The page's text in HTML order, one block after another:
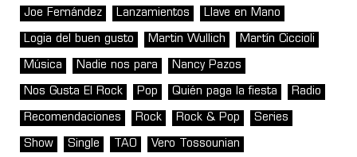
Joe Fernández Lanzamientos Llave en Mano
Logia del buen gusto Martin Wullich Martín Ciccioli
Música Nadie nos para Nancy Pazos
Nos Gusta El Rock Pop Quién paga la fiesta Radio
Recomendaciones Rock Rock & Pop Series
Show Single TAO Vero Tossounian